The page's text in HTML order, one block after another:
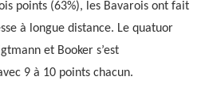
points (63%), les Bavarois ont fait
à longue distance. Le quatuor
et Booker s’est
9 à 10 points chacun.